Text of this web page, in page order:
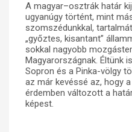
A magyar–osztrák határ
ugyanúgy történt, mint
szomszédunkkal,
„győztes, kisantant”
sokkal nagyobb
Magyarországnak. Éltünk
Sopron és a Pinka-völgy
az már kevéssé az, hogy
érdemben változott a
képest.